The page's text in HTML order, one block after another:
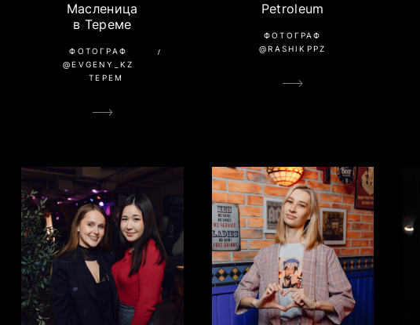
Масленица
в Тереме
ФОТОГРАФ
@EVGENY_KZ
ТЕРЕМ
Petroleum
ФОТОГРАФ
@RASHIKPPZ